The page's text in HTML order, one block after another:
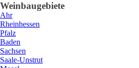
Weinbaugebiete
Ahr
Rheinhessen
Pfalz
Baden
Sachsen
Saale-Unstrut